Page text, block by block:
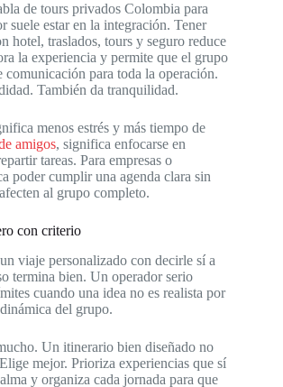
de tours privados Colombia para
suele estar en la integración. Tener
hotel, traslados, tours y seguro reduce
la experiencia y permite que el grupo
comunicación para toda la operación.
También da tranquilidad.
menos estrés y más tiempo de
amigos, significa enfocarse en
tareas. Para empresas o
poder cumplir una agenda clara sin
al grupo completo.
con criterio
viaje personalizado con decirle sí a
termina bien. Un operador serio
cuando una idea no es realista por
del grupo.
Un itinerario bien diseñado no
mejor. Prioriza experiencias que sí
y organiza cada jornada para que